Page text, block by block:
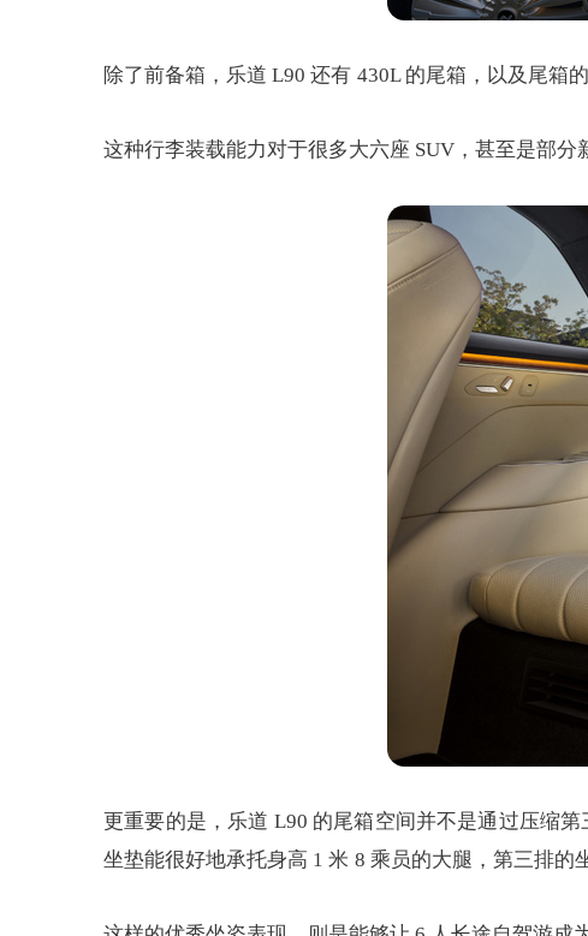
除了前备箱，乐道 L90 还有 430L 的尾箱，以及尾箱
这种行李装载能力对于很多大六座 SUV，甚至是部分
更重要的是，乐道 L90 的尾箱空间并不是通过压缩
坐垫能很好地承托身高 1 米 8 乘员的大腿，第三排的